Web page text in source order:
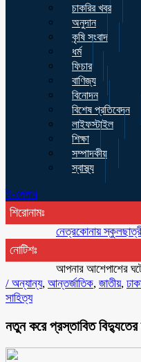
চাকরির খবর
অনুদান
কৃষি সংবাদ
ধর্ম
ফিচার
বাণিজ্য
বিনোদন
বিশেষ প্রতিবেদন
লাইফস্টাইল
শিক্ষা
সম্পাদকীয়
স্বাস্থ্য
ই-পেপার
শিরোনামঃ
নেত্রকোনায় স্কুলছাত্রীকে
নোটিশঃ
আপনার আশেপাশের ঘটে
/ অন্যান্য, আন্তর্জাতিক, জাতীয়,
সাহিত্য
নতুন করে প্রস্তাবিত বিদ্যুতের